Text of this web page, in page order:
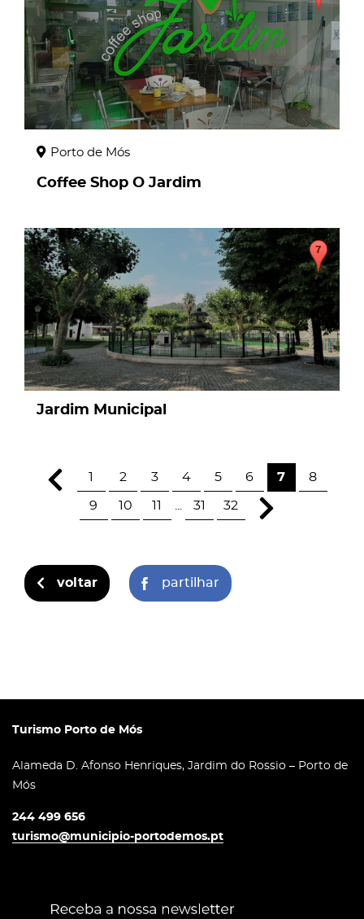
Porto de Mós
Coffee Shop O Jardim
page
Jardim Municipal
1 2 3 4 5 6 7 8
9 10 11 31 32
voltar partilhar
Turismo Porto de Mós
Alameda D. Afonso Henriques, Jardim do Rossio – Porto de
Mós
244 499 656
turismo@municipio-portodemos.pt